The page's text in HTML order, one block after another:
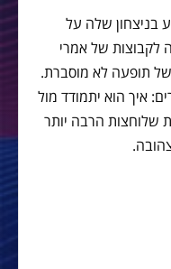
בניצחון שלה על
לקבוצות של אמרי
תופעה לא מוסברת.
איך הוא יתמודד מול
שלוחצות הרבה יותר